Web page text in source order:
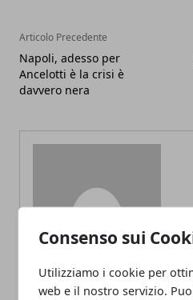
Consenso sui
Utilizziamo i cookie per
web e il nostro servizio.
Articolo Precedente
Napoli, adesso per
Ancelotti è la crisi è
davvero nera